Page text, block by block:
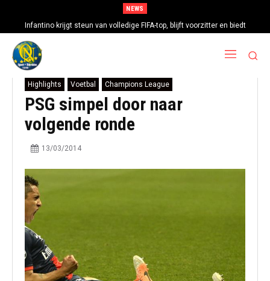
NEWS
Infantino krijgt steun van volledige FIFA-top, blijft voorzitter en biedt
excuses aan
Highlights Voetbal Champions League
PSG simpel door naar
volgende ronde
13/03/2014